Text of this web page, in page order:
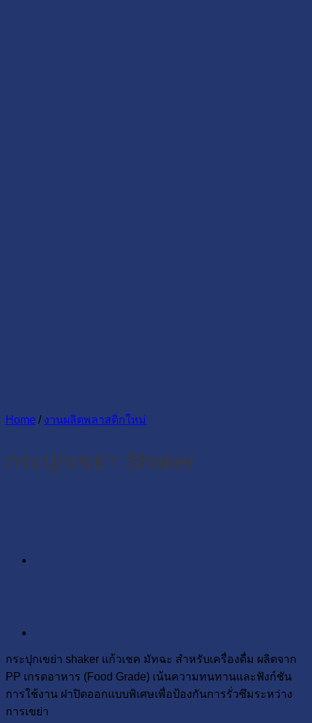
Home / งานผลิตพลาสติกใหม่
กระปุกเขย่า Shaker
กระปุกเขย่า shaker แก้วเชค มัทฉะ สำหรับเครื่องดื่ม ผลิตจาก
PP เกรดอาหาร (Food Grade) เน้นความทนทานและฟังก์ชัน
การใช้งาน ฝาปิดออกแบบพิเศษเพื่อป้องกันการรั่วซึมระหว่าง
การเขย่า